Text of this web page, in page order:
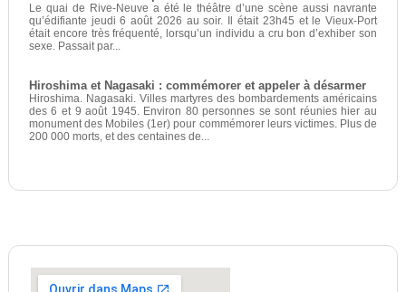
Le quai de Rive-Neuve a été le théâtre d’une scène aussi navrante
qu’édifiante jeudi 6 août 2026 au soir. Il était 23h45 et le Vieux-Port
était encore très fréquenté, lorsqu’un individu a cru bon d’exhiber son
sexe. Passait par...
Hiroshima et Nagasaki : commémorer et appeler à désarmer
Hiroshima. Nagasaki. Villes martyres des bombardements américains
des 6 et 9 août 1945. Environ 80 personnes se sont réunies hier au
monument des Mobiles (1er) pour commémorer leurs victimes. Plus de
200 000 morts, et des centaines de...